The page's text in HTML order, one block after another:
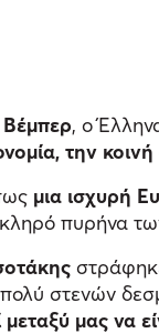
Βέμπερ, ο
την
μια ισχυρή
πυρήνα
στενών
μας να